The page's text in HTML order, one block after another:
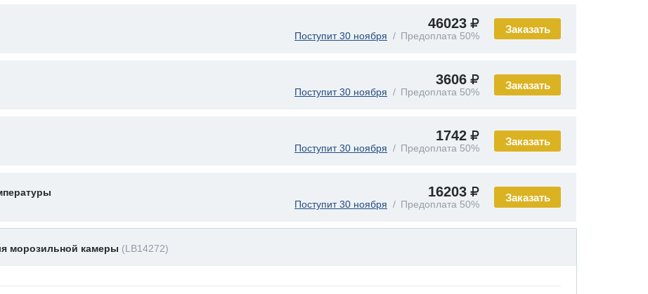
Заказать
46023
Поступит 30 ноября Предоплата 50%
Заказать
3606
Поступит 30 ноября Предоплата 50%
Заказать
1742
Поступит 30 ноября Предоплата 50%
Заказать
16203
Поступит 30 ноября Предоплата 50%
морозильной камеры (LB14272)